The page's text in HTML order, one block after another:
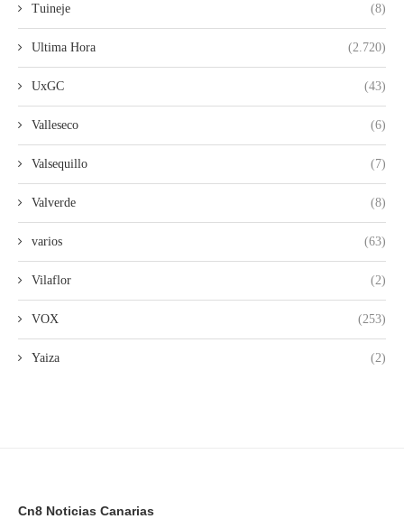
Tuineje (8)
Ultima Hora (2.720)
UxGC (43)
Valleseco (6)
Valsequillo (7)
Valverde (8)
varios (63)
Vilaflor (2)
VOX (253)
Yaiza (2)
Cn8 Noticias Canarias